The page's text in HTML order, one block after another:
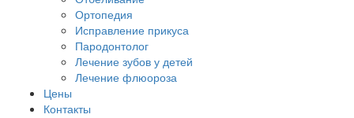
Ортопедия
Исправление прикуса
Пародонтолог
Лечение зубов у детей
Лечение флюороза
Цены
Контакты